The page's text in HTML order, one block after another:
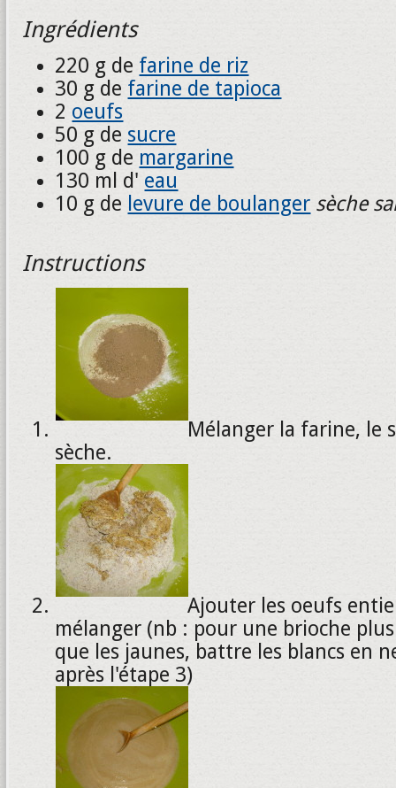
Ingrédients
220 g de farine de riz
30 g de farine de tapioca
2 oeufs
50 g de sucre
100 g de margarine
130 ml d' eau
10 g de levure de boulanger sèche
Instructions
Mélanger la farine, le
sèche.
Ajouter les oeufs
mélanger (nb : pour une brioche
que les jaunes, battre les blancs en
après l'étape 3)